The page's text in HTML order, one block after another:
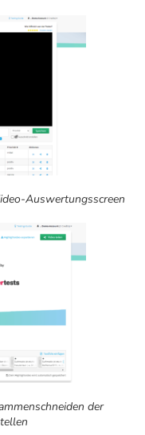
Auswertungsscreen
der